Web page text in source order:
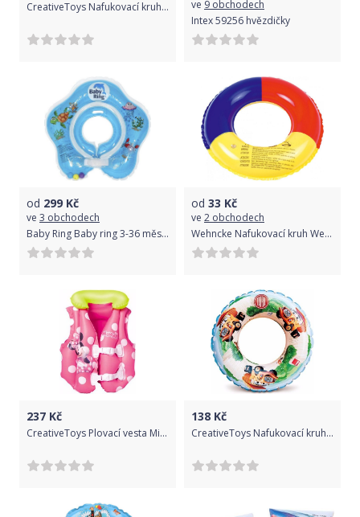
CreativeToys Nafukovací kruh Frozen ve 9 obchodech
Intex 59256 hvězdičky
od 299 Kč
ve 3 obchodech
Baby Ring Baby ring 3-36 měs. modrá
od 33 Kč
ve 2 obchodech
Wehncke Nafukovací kruh Wehncke 14713 55 cm
237 Kč
CreativeToys Plovací vesta Minnie
138 Kč
CreativeToys Nafukovací kruh Tatra